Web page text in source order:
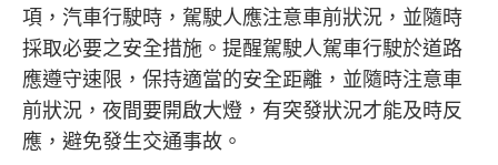
項，汽車行駛時，駕駛人應注意車前狀況，並隨時
採取必要之安全措施。提醒駕駛人駕車行駛於道路
應遵守速限，保持適當的安全距離，並隨時注意車
前狀況，夜間要開啟大燈，有突發狀況才能及時反
應，避免發生交通事故。